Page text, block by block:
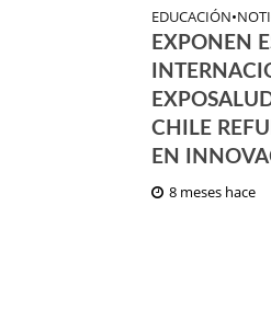
EDUCACIÓN•
EXPONEN
CHILE
EN
8 meses hace